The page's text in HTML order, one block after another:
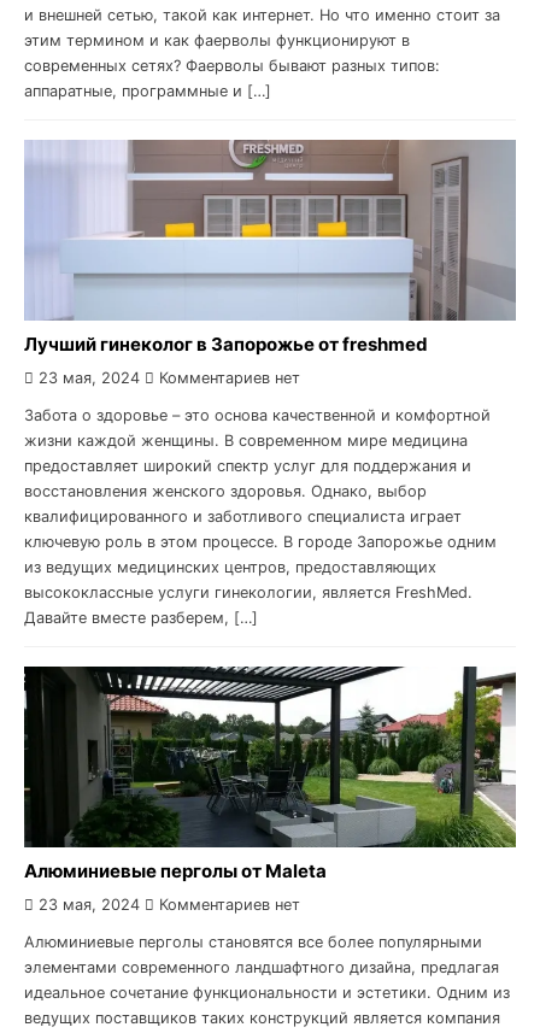
и внешней сетью, такой как интернет. Но что именно стоит за
этим термином и как фаерволы функционируют в
современных сетях? Фаерволы бывают разных типов:
аппаратные, программные и […]
Лучший гинеколог в Запорожье от freshmed
23 мая, 2024 Комментариев нет
Забота о здоровье – это основа качественной и комфортной
жизни каждой женщины. В современном мире медицина
предоставляет широкий спектр услуг для поддержания и
восстановления женского здоровья. Однако, выбор
квалифицированного и заботливого специалиста играет
ключевую роль в этом процессе. В городе Запорожье одним
из ведущих медицинских центров, предоставляющих
высококлассные услуги гинекологии, является FreshMed.
Давайте вместе разберем, […]
Алюминиевые перголы от Maleta
23 мая, 2024 Комментариев нет
Алюминиевые перголы становятся все более популярными
элементами современного ландшафтного дизайна, предлагая
идеальное сочетание функциональности и эстетики. Одним из
ведущих поставщиков таких конструкций является компания